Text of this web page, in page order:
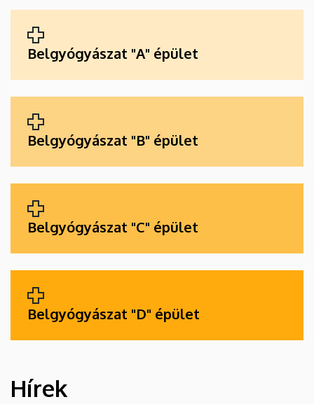
Belgyógyászat "A" épület
Belgyógyászat "B" épület
Belgyógyászat "C" épület
Belgyógyászat "D" épület
HÍREK
Hírek